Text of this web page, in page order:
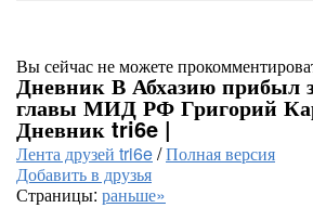
Вы сейчас не можете
Дневник В Абхазию прибыл
главы МИД РФ Григорий
Дневник tri6e |
Лента друзей tri6e/Полная версия
Добавить в друзья
Страницы: раньше»